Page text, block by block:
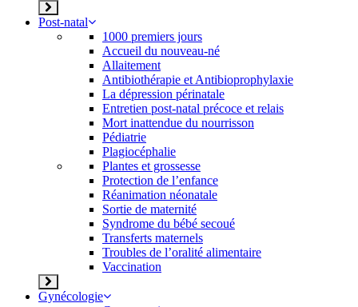
Post-natal
1000 premiers jours
Accueil du nouveau-né
Allaitement
Antibiothérapie et Antibioprophylaxie
La dépression périnatale
Entretien post-natal précoce et relais
Mort inattendue du nourrisson
Pédiatrie
Plagiocéphalie
Plantes et grossesse
Protection de l’enfance
Réanimation néonatale
Sortie de maternité
Syndrome du bébé secoué
Transferts maternels
Troubles de l’oralité alimentaire
Vaccination
Gynécologie